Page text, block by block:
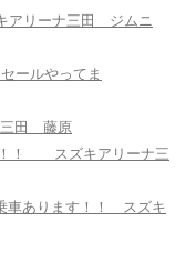
アリーナ三田 ジムニ
ールやってま
三田 藤原
！ スズキアリーナ三
車あります！！ スズキ